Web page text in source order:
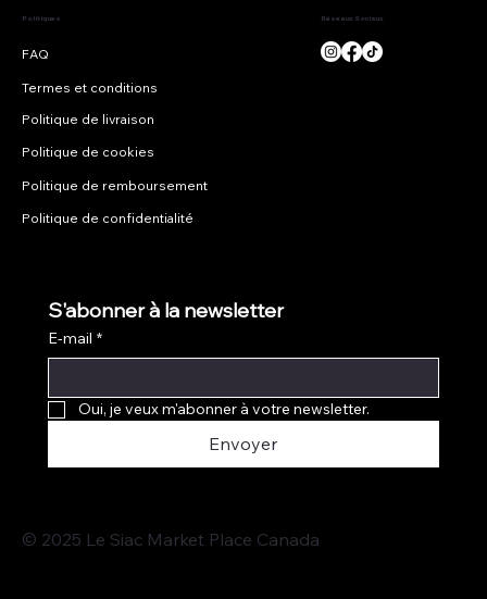
Politiques
Termes et conditions
Politique de livraison
Politique de cookies
Politique de remboursement
Politique de confidentialité
Réseaux Sociaux
S'abonner à la newsletter
E-mail *
Oui, je veux m'abonner à votre newsletter.
Envoyer
© 2025 Le Siac Market Place Canada